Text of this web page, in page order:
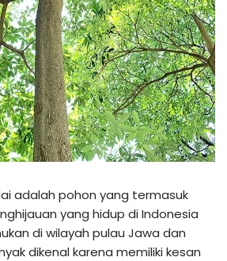
adalah pohon yang termasuk
yang hidup di Indonesia
di wilayah pulau Jawa dan
dikenal karena memiliki kesan